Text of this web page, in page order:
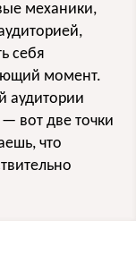
механики,
себя
момент.
аудитории
вот две точки
что